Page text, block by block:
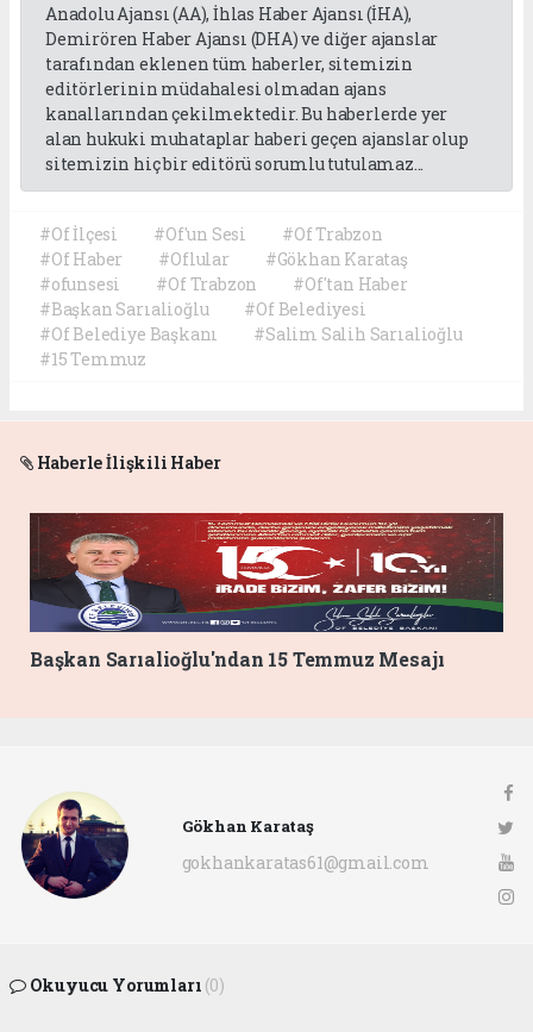
Anadolu Ajansı (AA), İhlas Haber Ajansı (İHA),
Demirören Haber Ajansı (DHA) ve diğer ajanslar
tarafından eklenen tüm haberler, sitemizin
editörlerinin müdahalesi olmadan ajans
kanallarından çekilmektedir. Bu haberlerde yer
alan hukuki muhataplar haberi geçen ajanslar olup
sitemizin hiç bir editörü sorumlu tutulamaz...
#Of İlçesi #Of'un Sesi
#Of Trabzon
#Of Haber
#Oflular
#Gökhan Karataş
#ofunsesi
#Of Trabzon
#Of'tan Haber
#Başkan Sarıalioğlu
#Of Belediyesi
#Of Belediye Başkanı
#Salim Salih Sarıalioğlu
#15 Temmuz
Haberle İlişkili Haber
Başkan Sarıalioğlu'ndan 15 Temmuz Mesajı
Gökhan Karataş
gokhankaratas61@gmail.com
Okuyucu Yorumları (0)